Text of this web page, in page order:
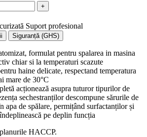
+
Suport profesional
Siguranță (GHS)
formulat pentru spalarea in masina
chiar si la temperaturi scazute
haine delicate, respectand temperatura
mare de 30°C
acționează asupra tuturor tipurilor de
sechestranților descompune sărurile de
apa de spălare, permițând surfactanților și
pe deplin funcția
HACCP.